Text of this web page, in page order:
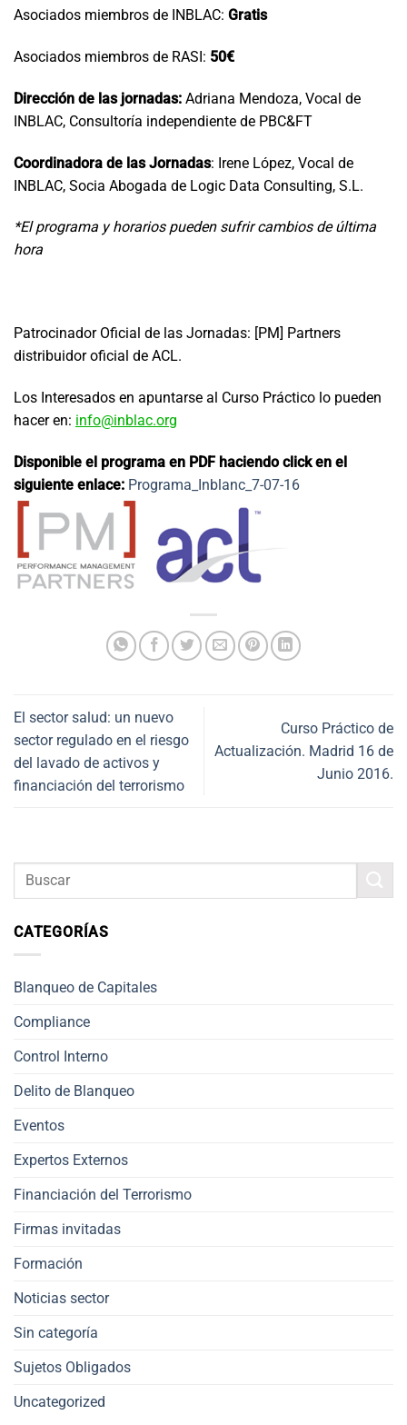
Asociados miembros de INBLAC: Gratis
Asociados miembros de RASI: 50€
Dirección de las jornadas: Adriana Mendoza, Vocal de
INBLAC, Consultoría independiente de PBC&FT
Coordinadora de las Jornadas: Irene López, Vocal de
INBLAC, Socia Abogada de Logic Data Consulting, S.L.
*El programa y horarios pueden sufrir cambios de última
hora
Patrocinador Oficial de las Jornadas: [PM] Partners
distribuidor oficial de ACL.
Los Interesados en apuntarse al Curso Práctico lo pueden
hacer en: info@inblac.org
Disponible el programa en PDF haciendo click en el
siguiente enlace: Programa_Inblanc_7-07-16
El sector salud: un nuevo
sector regulado en el riesgo
del lavado de activos y
financiación del terrorismo
Curso Práctico de
Actualización. Madrid 16 de
Junio 2016.
CATEGORÍAS
Blanqueo de Capitales
Compliance
Control Interno
Delito de Blanqueo
Eventos
Expertos Externos
Financiación del Terrorismo
Firmas invitadas
Formación
Noticias sector
Sin categoría
Sujetos Obligados
Uncategorized